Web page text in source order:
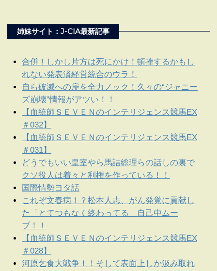
姉妹サイト：J-CIA最新記事
合併！しかし片方は死にかけ！頓挫するかもし
れない発表済経営統合のウラ！
自ら破滅への扉を全力ノック！久々の“ジャニー
ズ崩壊”情報がアツい！！
【血統師ＳＥＶＥＮのインテリジェンス競馬EX
＃032】
【血統師ＳＥＶＥＮのインテリジェンス競馬EX
＃031】
どうでもいい皇室やら馬詰総理らの話しの裏で
クソ役人は着々と利権を作っている！！
国際情勢ヨタ話
これぞ文春病！？松本人志、がん発覚に貢献し
た「とてつもなく終わってる」自己中ムー
ブ！！
【血統師ＳＥＶＥＮのインテリジェンス競馬EX
＃028】
河原乞食大戦争！！そして表面上しか汲み取れ